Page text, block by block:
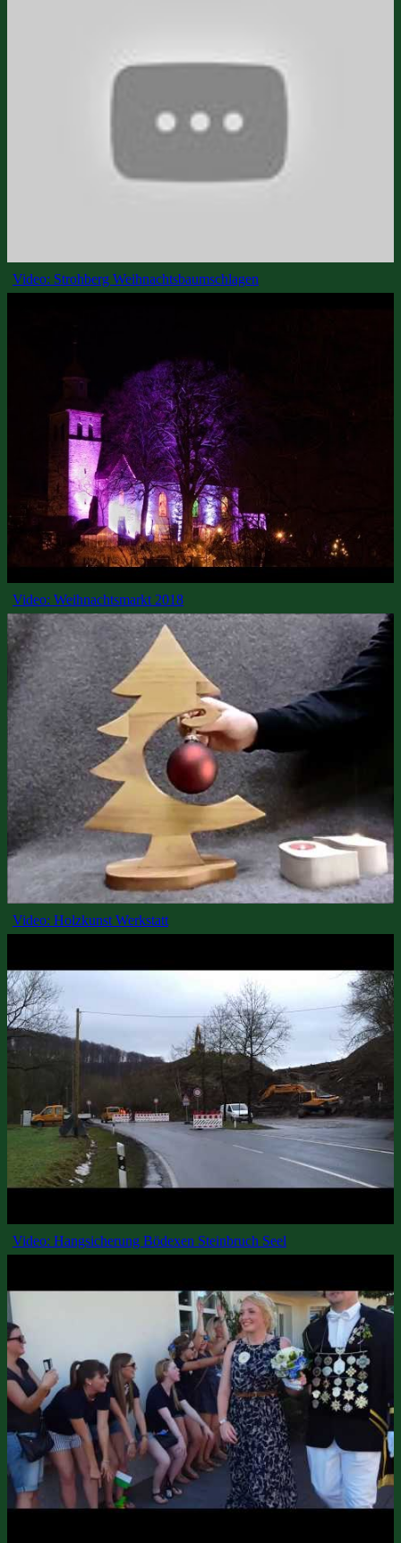
Video: Strohberg Weihnachtsbaumschlagen
Video: Weihnachtsmarkt 2018
Video: Holzkunst Werkstatt
Video: Hangsicherung Bödexen Steinbruch Seel